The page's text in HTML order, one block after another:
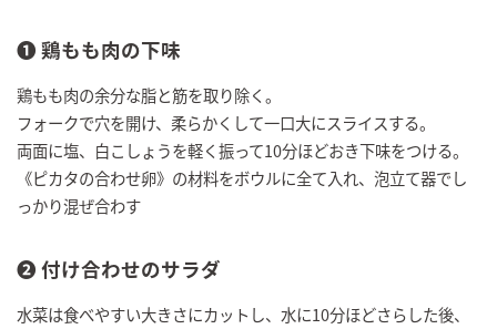
❶ 鶏もも肉の下味
鶏もも肉の余分な脂と筋を取り除く。
フォークで穴を開け、柔らかくして一口大にスライスする。
両面に塩、白こしょうを軽く振って10分ほどおき下味をつける。
《ピカタの合わせ卵》の材料をボウルに全て入れ、泡立て器でし
っかり混ぜ合わす
❷ 付け合わせのサラダ
水菜は食べやすい大きさにカットし、水に10分ほどさらした後、